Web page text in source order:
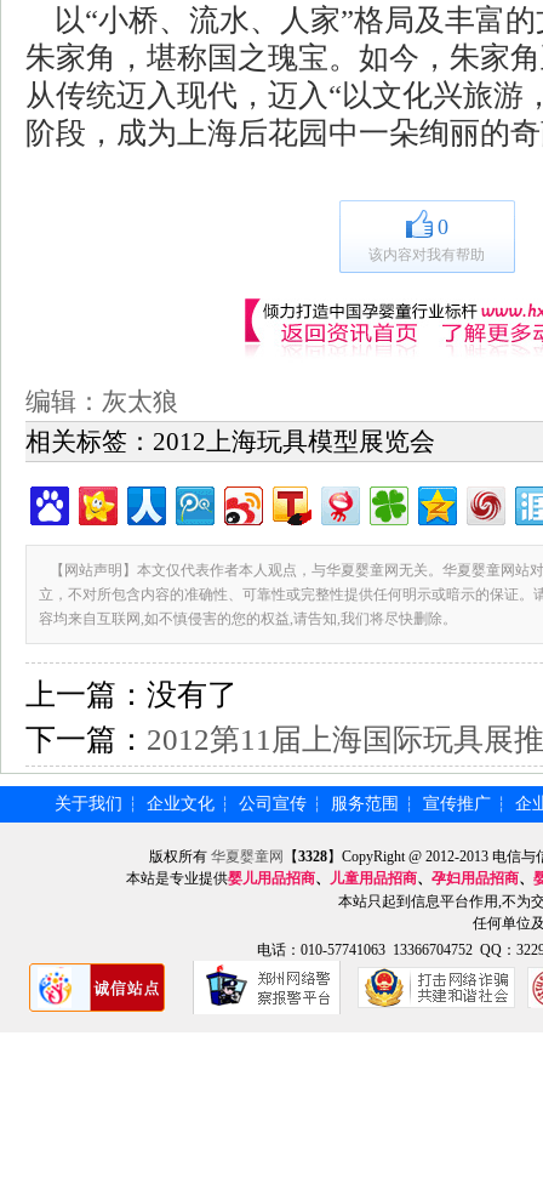
以“小桥、流水、人家”格局及丰富
朱家角，堪称国之瑰宝。如今，朱家
从传统迈入现代，迈入“以文化兴旅游
阶段，成为上海后花园中一朵绚丽的
0
该内容对我有帮助
编辑：灰太狼
相关标签： 2012上海玩具模型展览会
【网站声明】本文仅代表作者本人观点，与华夏婴童网无关。华夏婴童网站
立，不对所包含内容的准确性、可靠性或完整性提供任何明示或暗示的保证。
容均来自互联网,如不慎侵害的您的权益,请告知,我们将尽快删除。
上一篇： 没有了
下一篇： 2012第11届上海国际玩具展
关于我们 ┆ 企业文化 ┆ 公司宣传 ┆ 服务范围 ┆ 宣传推广 ┆ 企
版权所有华夏婴童网 【3328】CopyRight @ 2012-2013 电信
本站是专业提供婴儿用品招商、 儿童用品招商、 孕妇用品招商、
本站只起到信息平台作用,不为
任何单位
电话：010-57741063 13366704752 QQ：